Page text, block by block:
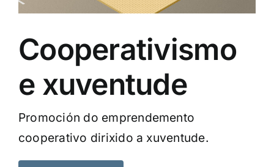
Cooperativismo
e xuventude
Promoción do emprendemento
cooperativo dirixido a xuventude.